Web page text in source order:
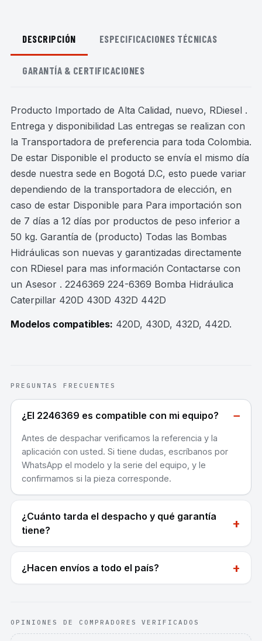
DESCRIPCIÓN ESPECIFICACIONES TÉCNICAS
GARANTÍA & CERTIFICACIONES
Producto Importado de Alta Calidad, nuevo, RDiesel .
Entrega y disponibilidad Las entregas se realizan con
la Transportadora de preferencia para toda Colombia.
De estar Disponible el producto se envía el mismo día
desde nuestra sede en Bogotá D.C, esto puede variar
dependiendo de la transportadora de elección, en
caso de estar Disponible para Para importación son
de 7 días a 12 días por productos de peso inferior a
50 kg. Garantía de (producto) Todas las Bombas
Hidráulicas son nuevas y garantizadas directamente
con RDiesel para mas información Contactarse con
un Asesor . 2246369 224-6369 Bomba Hidráulica
Caterpillar 420D 430D 432D 442D
Modelos compatibles: 420D, 430D, 432D, 442D.
PREGUNTAS FRECUENTES
¿El 2246369 es compatible con mi equipo? −
Antes de despachar verificamos la referencia y la
aplicación con usted. Si tiene dudas, escríbanos por
WhatsApp el modelo y la serie del equipo, y le
confirmamos si la pieza corresponde.
¿Cuánto tarda el despacho y qué garantía
tiene?
+
¿Hacen envíos a todo el país? +
OPINIONES DE COMPRADORES VERIFICADOS